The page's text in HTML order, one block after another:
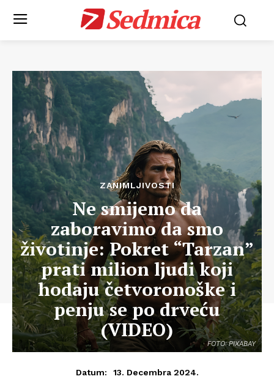
Sedmica
FOTO: PIXABAY
ZANIMLJIVOSTI
Ne smijemo da
zaboravimo da smo
životinje: Pokret “Tarzan”
prati milion ljudi koji
hodaju četvoronoške i
penju se po drveću
(VIDEO)
Datum: 13. Decembra 2024.